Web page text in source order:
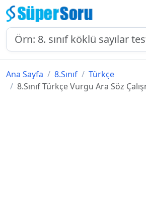
Ana Sayfa 8.Sınıf
Türkçe
8.Sınıf Türkçe Vurgu Ara Söz